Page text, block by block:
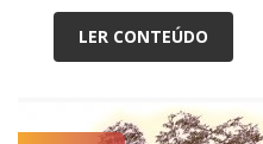
LER CONTEÚDO